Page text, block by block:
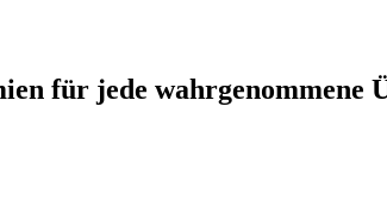
für jede wahrgenommene